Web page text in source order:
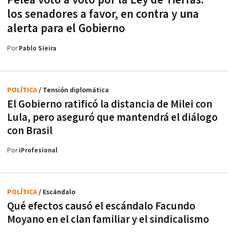
los senadores a favor, en contra y una
alerta para el Gobierno
PorPablo Sieira
El Gobierno ratificó la distancia de Milei con
Lula, pero aseguró que mantendrá el diálogo
con Brasil
POLÍTICA/ Tensión diplomática
PoriProfesional
Qué efectos causó el escándalo Facundo
Moyano en el clan familiar y el sindicalismo
POLÍTICA/ Escándalo